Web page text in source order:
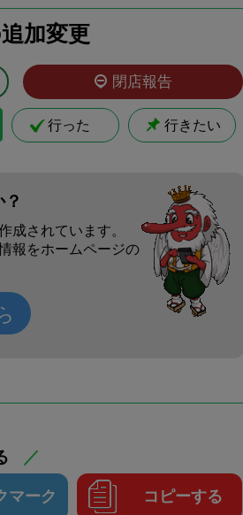
加変更
閉店報告
行った 行きたい
成されています。
報をホームページの
／
マーク コピーする